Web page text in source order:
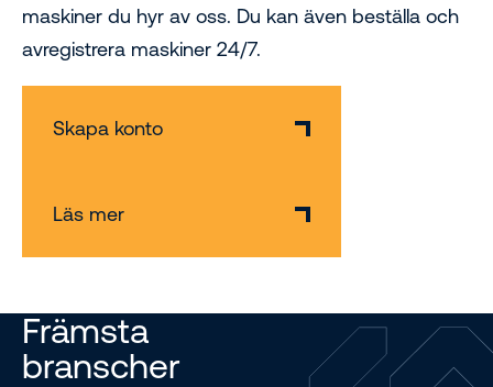
maskiner du hyr av oss. Du kan även beställa och
avregistrera maskiner 24/7.
Skapa konto
Läs mer
Främsta
branscher